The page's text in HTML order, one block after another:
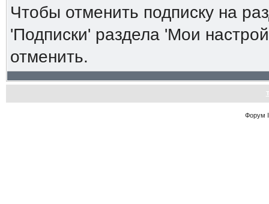
Чтобы отменить подписку на
'Подписки' раздела 'Мои
отменить.
Форум